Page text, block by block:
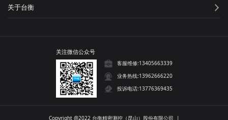
关于台衡
关注微信公众号
客服维修:13405663339
业务热线:13962666220
投诉电话:13776369435
Copyright @2022 台衡精密测控（昆山）股份有限公司 |